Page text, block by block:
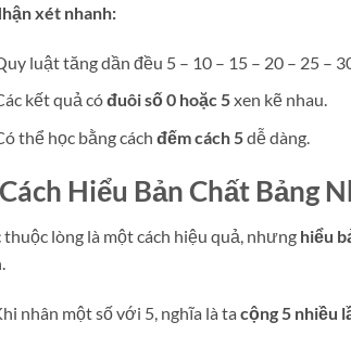
xét nhanh:
luật tăng dần đều 5 – 10 – 15 – 20 – 25 –
kết quả cóđuôi số 0 hoặc 5xen kẽ nhau.
thể học bằng cách đếm cách 5dễ dàng.
Hiểu Bản Chất Bảng
thuộc lòng là một cách hiệu quả, nhưng hiểu
nhân một số với 5, nghĩa là ta cộng 5 nhiều